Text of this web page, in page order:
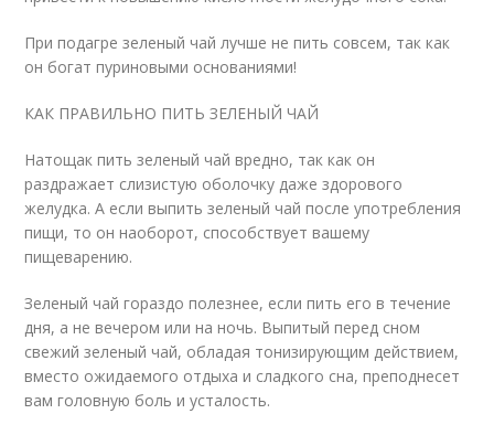
При подагре зеленый чай лучше не пить совсем, так как
он богат пуриновыми основаниями!
КАК ПРАВИЛЬНО ПИТЬ ЗЕЛЕНЫЙ ЧАЙ
Натощак пить зеленый чай вредно, так как он
раздражает слизистую оболочку даже здорового
желудка. А если выпить зеленый чай после употребления
пищи, то он наоборот, способствует вашему
пищеварению.
Зеленый чай гораздо полезнее, если пить его в течение
дня, а не вечером или на ночь. Выпитый перед сном
свежий зеленый чай, обладая тонизирующим действием,
вместо ожидаемого отдыха и сладкого сна, преподнесет
вам головную боль и усталость.